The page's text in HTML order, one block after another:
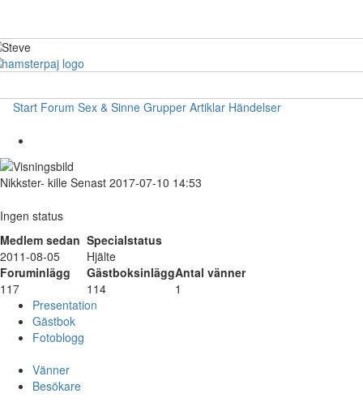
Start Forum Sex & Sinne Grupper Artiklar Händelser
Nikkster- kille Senast 2017-07-10 14:53
Ingen status
Medlem sedan Specialstatus
2011-08-05
Hjälte
Foruminlägg
GästboksinläggAntal vänner
117
114
1
Presentation
Gästbok
Fotoblogg
Vänner
Besökare